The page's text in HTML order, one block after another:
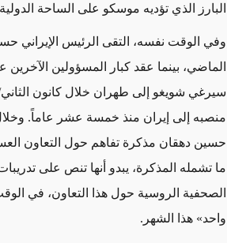
البارز الذي تؤديه موسكو على الساحة
وفي الوقت نفسه، التقى الرئيس الإيراني
الماضي، بينما عقد كبار المسؤولين
سيرغي شويغو إلى طهران خلال كانون
منصبه إلى إيران منذ خمسة عشر عاماً. وخلال
حسين دهقان مذكرة تفاهم حول التعاون
ما تشمله المذكرة، يبدو أنها تنص على
الصحفية الروسية حول هذا التعاون، في
واحد» هذا الشهر.